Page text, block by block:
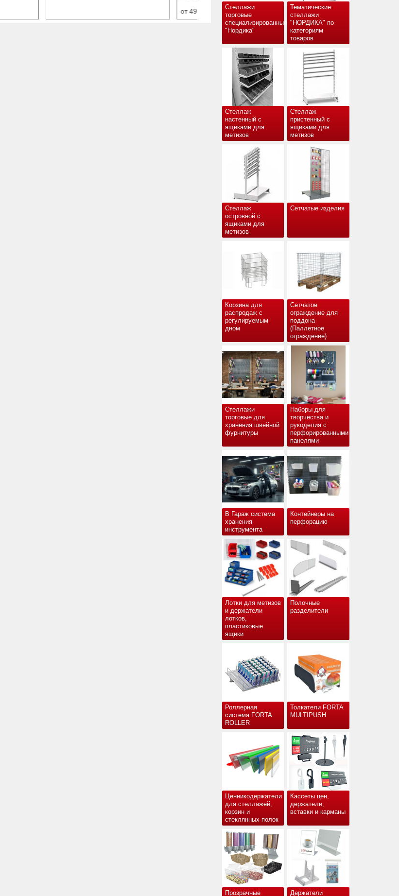
Стеллажи
торговые
специализированные
"Нордика"
Тематические
стеллажи
"НОРДИКА" по
категориям
товаров
Стеллаж
настенный с
ящиками для
метизов
Стеллаж
пристенный с
ящиками для
метизов
Стеллаж
островной с
ящиками для
метизов
Сетчатые изделия
Корзина для
распродаж с
регулируемым
дном
Сетчатое
ограждение для
поддона
(Паллетное
ограждение)
Стеллажи
торговые для
хранения швейной
фурнитуры
Наборы для
творчества и
рукоделия с
перфорированными
панелями
В Гараж система
хранения
инструмента
Контейнеры на
перфорацию
Лотки для метизов
и держатели
лотков,
пластиковые
ящики
Полочные
разделители
Роллерная
система FORTA
ROLLER
Толкатели FORTA
MULTIPUSH
Ценникодержатели
для стеллажей,
корзин и
стеклянных полок
Кассеты цен,
держатели,
вставки и карманы
Прозрачные Держатели